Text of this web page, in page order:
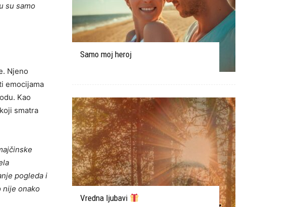
su samo
Njeno
emocijama
Kao
smatra
pogleda i
nije onako
Samo moj heroj
Vredna ljubavi